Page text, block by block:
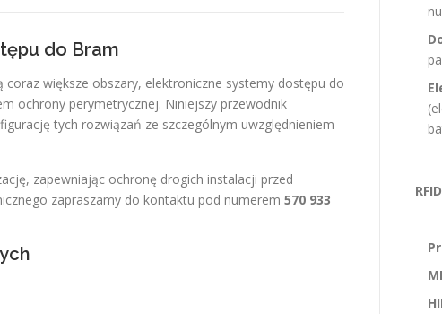
do Bram
większe obszary, elektroniczne systemy dostępu do
ochrony perymetrycznej. Niniejszy przewodnik
tych rozwiązań ze szczególnym uwzględnieniem
zapewniając ochronę drogich instalacji przed
zapraszamy do kontaktu pod numerem 570 933